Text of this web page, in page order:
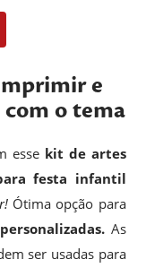
e
com o tema
esse kit de artes
festa infantil
Ótima opção para
personalizadas. As
ser usadas para